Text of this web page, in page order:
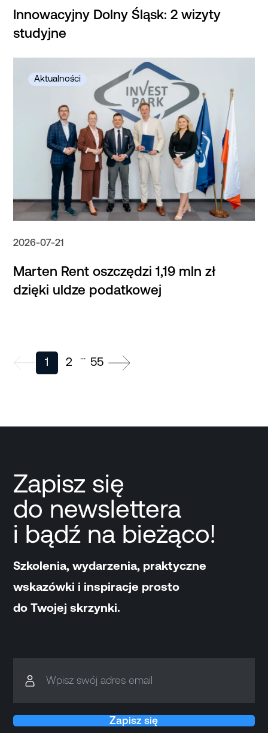
Innowacyjny Dolny Śląsk: 2 wizyty
studyjne
2026-07-21
Marten Rent oszczędzi 1,19 mln zł
dzięki uldze podatkowej
1 2 ... 55
Zapisz się
do newslettera
i bądź na bieżąco!
Szkolenia, wydarzenia, praktyczne
wskazówki i inspiracje prosto
do Twojej skrzynki.
Wpisz swój adres email
Zapisz się